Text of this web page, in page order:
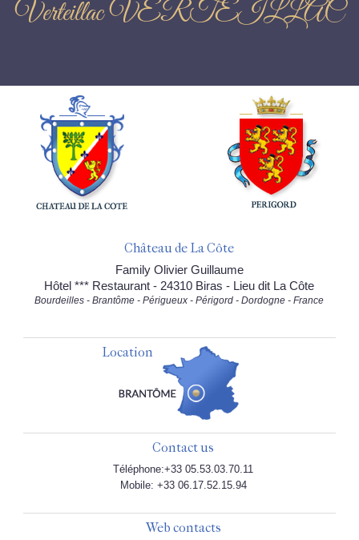
Verteillac VERTEILLAC
Château de La Côte
Family Olivier Guillaume
Hôtel *** Restaurant - 24310 Biras - Lieu dit La Côte
Bourdeilles - Brantôme - Périgueux - Périgord - Dordogne - France
Location
Contact us
Téléphone:+33 05.53.03.70.11
Mobile: +33 06.17.52.15.94
Web contacts